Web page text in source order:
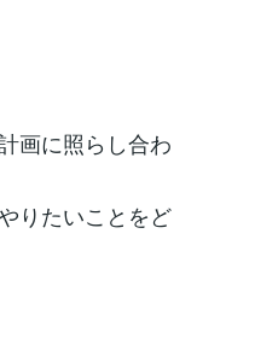
画に照らし合わ
りたいことをど